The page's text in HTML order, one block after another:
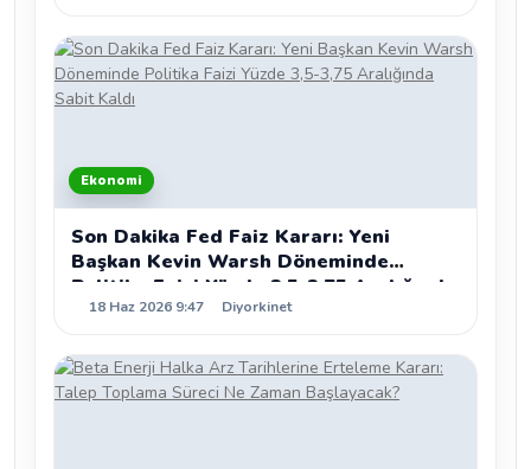
Ekonomi
Son Dakika Fed Faiz Kararı: Yeni
Başkan Kevin Warsh Döneminde
Politika Faizi Yüzde 3,5-3,75 Aralığında
Sabit Kaldı
18 Haz 2026 9:47 Diyorkinet